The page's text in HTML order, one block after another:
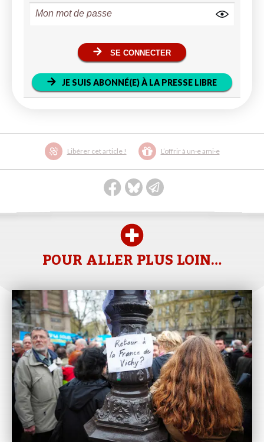
Libérer cet article ! L’offrir à un·e ami·e
SE CONNECTER
JE SUIS ABONNÉ(E) À LA PRESSE LIBRE
POUR ALLER PLUS LOIN…